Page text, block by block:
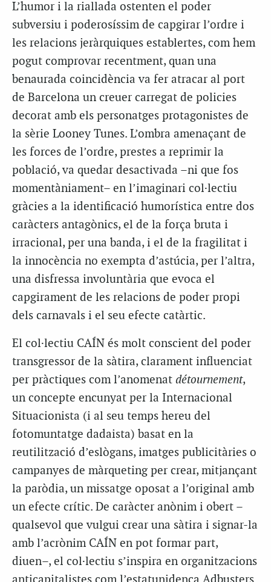
L’humor i la riallada ostenten el poder
subversiu i poderosíssim de capgirar l’ordre i
les relacions jeràrquiques establertes, com hem
pogut comprovar recentment, quan una
benaurada coincidència va fer atracar al port
de Barcelona un creuer carregat de policies
decorat amb els personatges protagonistes de
la sèrie Looney Tunes. L’ombra amenaçant de
les forces de l’ordre, prestes a reprimir la
població, va quedar desactivada –ni que fos
momentàniament– en l’imaginari col·lectiu
gràcies a la identificació humorística entre dos
caràcters antagònics, el de la força bruta i
irracional, per una banda, i el de la fragilitat i
la innocència no exempta d’astúcia, per l’altra,
una disfressa involuntària que evoca el
capgirament de les relacions de poder propi
dels carnavals i el seu efecte catàrtic.
El col·lectiu CAÍN és molt conscient del poder
transgressor de la sàtira, clarament influenciat
per pràctiques com l’anomenat détournement,
un concepte encunyat per la Internacional
Situacionista (i al seu temps hereu del
fotomuntatge dadaista) basat en la
reutilització d’eslògans, imatges publicitàries o
campanyes de màrqueting per crear, mitjançant
la paròdia, un missatge oposat a l’original amb
un efecte crític. De caràcter anònim i obert –
qualsevol que vulgui crear una sàtira i signar-la
amb l’acrònim CAÍN en pot formar part,
diuen–, el col·lectiu s’inspira en organitzacions